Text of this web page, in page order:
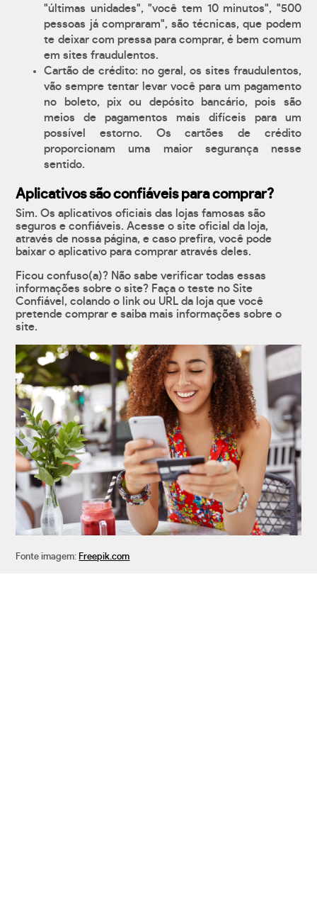
"últimas unidades", "você tem 10 minutos", "500
pessoas já compraram", são técnicas, que podem
te deixar com pressa para comprar, é bem comum
em sites fraudulentos.
Cartão de crédito: no geral, os sites fraudulentos,
vão sempre tentar levar você para um pagamento
no boleto, pix ou depósito bancário, pois são
meios de pagamentos mais difíceis para um
possível estorno. Os cartões de crédito
proporcionam uma maior segurança nesse
sentido.
Aplicativos são confiáveis para comprar?
Sim. Os aplicativos oficiais das lojas famosas são
seguros e confiáveis. Acesse o site oficial da loja,
através de nossa página, e caso prefira, você pode
baixar o aplicativo para comprar através deles.
Ficou confuso(a)? Não sabe verificar todas essas
informações sobre o site? Faça o teste no Site
Confiável, colando o link ou URL da loja que você
pretende comprar e saiba mais informações sobre o
site.
Fonte imagem: Freepik.com